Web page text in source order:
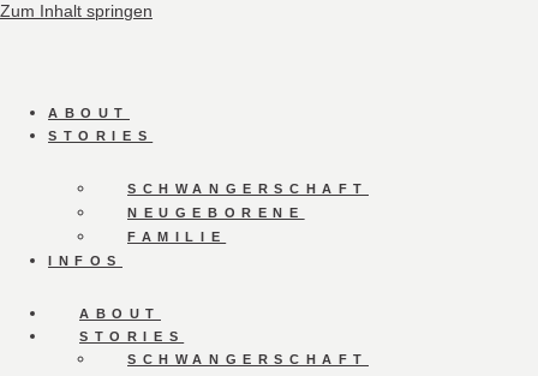
Zum Inhalt springen
ABOUT
STORIES
SCHWANGERSCHAFT
NEUGEBORENE
FAMILIE
INFOS
ABOUT
STORIES
SCHWANGERSCHAFT